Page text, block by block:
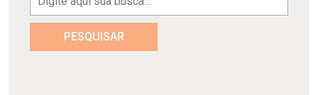
PESQUISAR